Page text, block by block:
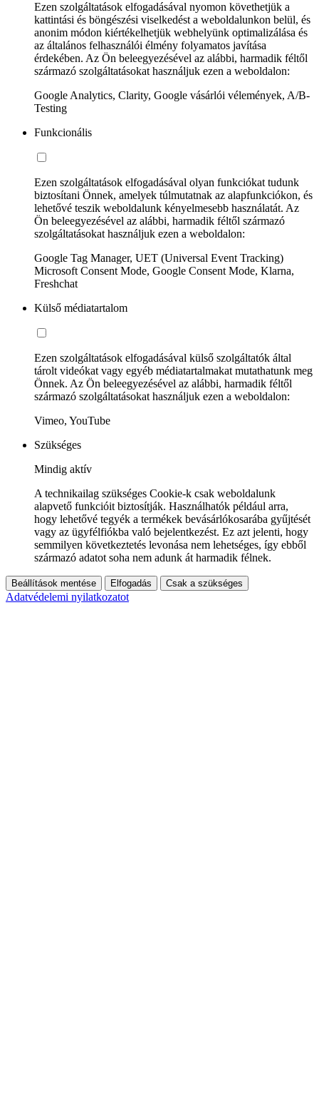
Ezen szolgáltatások elfogadásával nyomon követhetjük a
kattintási és böngészési viselkedést a weboldalunkon belül, és
anonim módon kiértékelhetjük webhelyünk optimalizálása és
az általános felhasználói élmény folyamatos javítása
érdekében. Az Ön beleegyezésével az alábbi, harmadik féltől
származó szolgáltatásokat használjuk ezen a weboldalon:
Google Analytics, Clarity, Google vásárlói vélemények, A/B-
Testing
Funkcionális
Ezen szolgáltatások elfogadásával olyan funkciókat tudunk
biztosítani Önnek, amelyek túlmutatnak az alapfunkciókon, és
lehetővé teszik weboldalunk kényelmesebb használatát. Az
Ön beleegyezésével az alábbi, harmadik féltől származó
szolgáltatásokat használjuk ezen a weboldalon:
Google Tag Manager, UET (Universal Event Tracking)
Microsoft Consent Mode, Google Consent Mode, Klarna,
Freshchat
Külső médiatartalom
Ezen szolgáltatások elfogadásával külső szolgáltatók által
tárolt videókat vagy egyéb médiatartalmakat mutathatunk meg
Önnek. Az Ön beleegyezésével az alábbi, harmadik féltől
származó szolgáltatásokat használjuk ezen a weboldalon:
Vimeo, YouTube
Szükséges
Mindig aktív
A technikailag szükséges Cookie-k csak weboldalunk
alapvető funkcióit biztosítják. Használhatók például arra,
hogy lehetővé tegyék a termékek bevásárlókosarába gyűjtését
vagy az ügyfélfiókba való bejelentkezést. Ez azt jelenti, hogy
semmilyen következtetés levonása nem lehetséges, így ebből
származó adatot soha nem adunk át harmadik félnek.
Beállítások mentése Elfogadás Csak a szükséges
Adatvédelemi nyilatkozatot